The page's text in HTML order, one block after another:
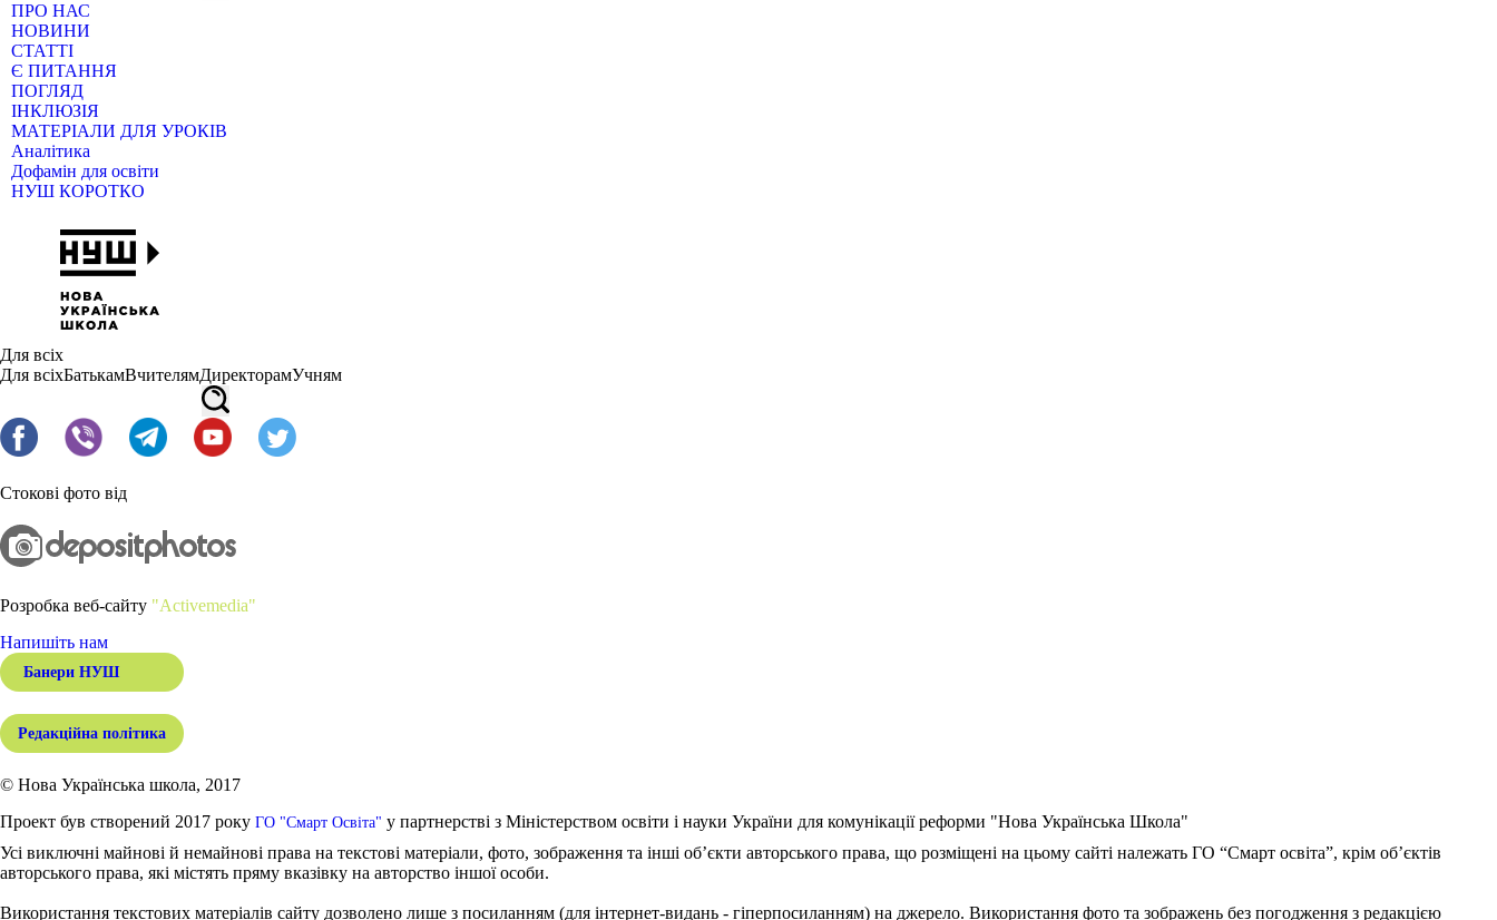
ПРО НАС
НОВИНИ
СТАТТІ
Є ПИТАННЯ
ПОГЛЯД
ІНКЛЮЗІЯ
МАТЕРІАЛИ ДЛЯ УРОКІВ
Аналітика
Дофамін для освіти
НУШ КОРОТКО
Для всіх
Для всіхБатькамВчителямДиректорамУчням
Стокові фото від
Розробка веб-сайту "Activemedia"
Напишіть нам
Банери НУШ
Редакційна політика
© Нова Українська школа, 2017
Проект був створений 2017 року ГО "Смарт Освіта" у партнерстві з Міністерством освіти і науки України для комунікації реформи "Нова Українська Школа"
Усі виключні майнові й немайнові права на текстові матеріали, фото, зображення та інші об’єкти авторського права, що розміщені на цьому сайті належать ГО “Смарт освіта”, крім об’єктів
авторського права, які містять пряму вказівку на авторство іншої особи.
Використання текстових матеріалів сайту дозволено лише з посиланням (для інтернет-видань - гіперпосиланням) на джерело. Використання фото та зображень без погодження з редакцією